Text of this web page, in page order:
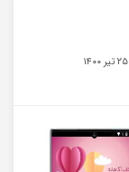
۲۵ تیر ۱۴۰۰